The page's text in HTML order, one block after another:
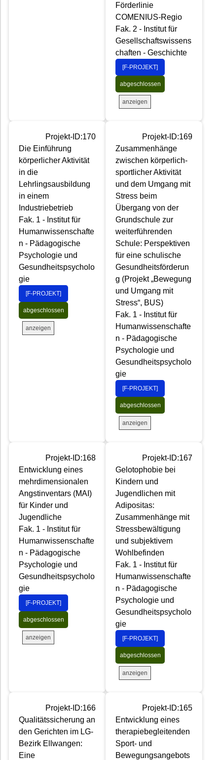
Förderlinie
COMENIUS-Regio
Fak. 2 - Institut für
Gesellschaftswissens
chaften - Geschichte
[F-PROJEKT]
abgeschlossen
anzeigen
Projekt-ID:170
Die Einführung
körperlicher Aktivität
in die
Lehrlingsausbildung
in einem
Industriebetrieb
Fak. 1 - Institut für
Humanwissenschafte
n - Pädagogische
Psychologie und
Gesundheitspsycholo
gie
[F-PROJEKT]
abgeschlossen
anzeigen
Projekt-ID:169
Zusammenhänge
zwischen körperlich-
sportlicher Aktivität
und dem Umgang mit
Stress beim
Übergang von der
Grundschule zur
weiterführenden
Schule: Perspektiven
für eine schulische
Gesundheitsförderun
g (Projekt „Bewegung
und Umgang mit
Stress“, BUS)
Fak. 1 - Institut für
Humanwissenschafte
n - Pädagogische
Psychologie und
Gesundheitspsycholo
gie
[F-PROJEKT]
abgeschlossen
anzeigen
Projekt-ID:168
Entwicklung eines
mehrdimensionalen
Angstinventars (MAI)
für Kinder und
Jugendliche
Fak. 1 - Institut für
Humanwissenschafte
n - Pädagogische
Psychologie und
Gesundheitspsycholo
gie
[F-PROJEKT]
abgeschlossen
anzeigen
Projekt-ID:167
Gelotophobie bei
Kindern und
Jugendlichen mit
Adipositas:
Zusammenhänge mit
Stressbewältigung
und subjektivem
Wohlbefinden
Fak. 1 - Institut für
Humanwissenschafte
n - Pädagogische
Psychologie und
Gesundheitspsycholo
gie
[F-PROJEKT]
abgeschlossen
anzeigen
Projekt-ID:166
Qualitätssicherung an
den Gerichten im LG-
Bezirk Ellwangen:
Eine
Projekt-ID:165
Entwicklung eines
therapiebegleitenden
Sport- und
Bewegungsangebots